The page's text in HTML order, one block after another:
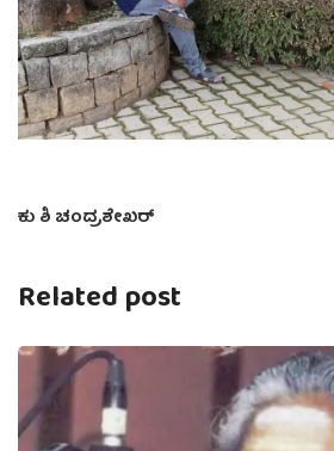
ಕು ಶಿ ಚಂದ್ರಶೇಖರ್
Related post